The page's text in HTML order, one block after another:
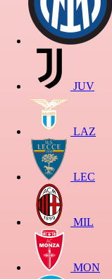
JUV
LAZ
LEC
MIL
MON